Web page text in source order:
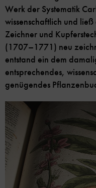
Werk der Systematik
wissenschaftlich und
Zeichner und
(1707–1771) neu
entstand ein dem
entsprechendes,
genügendes